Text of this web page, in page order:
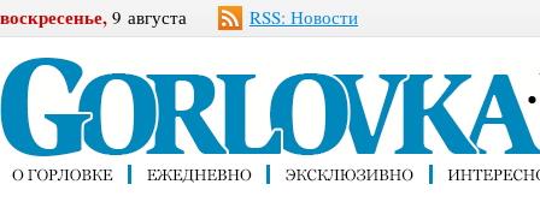
воскресенье, 9 августа RSS: Новости